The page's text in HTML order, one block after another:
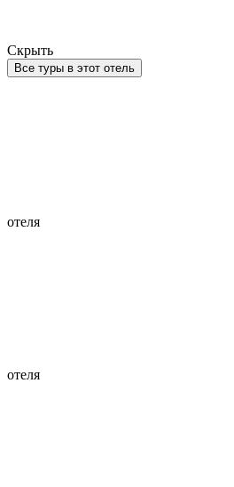
Скрыть
Все туры в этот отель
отеля
отеля